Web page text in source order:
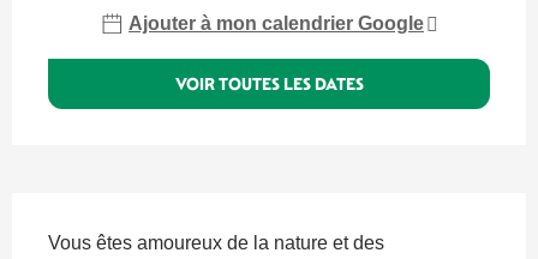
Ajouter à mon calendrier Google
VOIR TOUTES LES DATES
Vous êtes amoureux de la nature et des